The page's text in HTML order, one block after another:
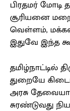
பிரதமர்
சூரியனை
வெள்ளம்,
இதுவே இந்த
தமிழ்நாட்டில்
துறையே
அரசு
சுரண்டுவது